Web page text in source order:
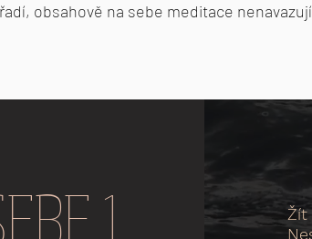
obsahově na sebe meditace
1
Žít